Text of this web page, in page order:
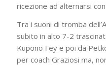
ricezione ad alternarsi
Tra i suoni di tromba
subito in alto 7-2
Kupono Fey e poi da
per coach Graziosi ma,